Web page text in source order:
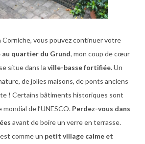
Corniche, vous pouvez continuer votre
au quartier du Grund, mon coup de cœur
situe dans la ville-basse fortifiée. Un
de jolies maisons, de ponts anciens
! Certains bâtiments historiques sont
de l’UNESCO. Perdez-vous dans
avant de boire un verre en terrasse.
comme un petit village calme et